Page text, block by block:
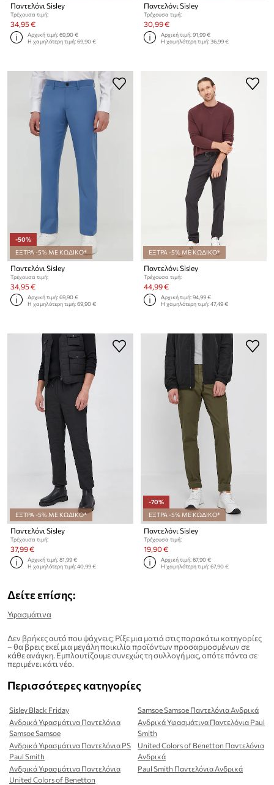
Παντελόνι Sisley
Τρέχουσα τιμή:
34,95 €
Αρχική τιμή:69,90 €
Η χαμηλότερη τιμή:69,90 €
Παντελόνι Sisley
Τρέχουσα τιμή:
30,99 €
Αρχική τιμή:91,99 €
Η χαμηλότερη τιμή:36,99 €
-50%
ΕΞΤΡΑ -5% ΜΕ ΚΩΔΙΚΟ*
Παντελόνι Sisley
Τρέχουσα τιμή:
34,95 €
Αρχική τιμή:69,90 €
Η χαμηλότερη τιμή:69,90 €
ΕΞΤΡΑ -5% ΜΕ ΚΩΔΙΚΟ*
Παντελόνι Sisley
Τρέχουσα τιμή:
44,99 €
Αρχική τιμή:94,99 €
Η χαμηλότερη τιμή:47,49 €
ΕΞΤΡΑ -5% ΜΕ ΚΩΔΙΚΟ*
Παντελόνι Sisley
Τρέχουσα τιμή:
37,99 €
Αρχική τιμή:81,99 €
Η χαμηλότερη τιμή:40,99 €
-70%
ΕΞΤΡΑ -5% ΜΕ ΚΩΔΙΚΟ*
Παντελόνι Sisley
Τρέχουσα τιμή:
19,90 €
Αρχική τιμή:67,90 €
Η χαμηλότερη τιμή:67,90 €
Δείτε επίσης:
Υφασμάτινα
Δεν βρήκες αυτό που ψάχνεις; Ρίξε μια ματιά στις παρακάτω κατηγορίες
– θα βρεις εκεί μια μεγάλη ποικιλία προϊόντων προσαρμοσμένων σε
κάθε ανάγκη. Εμπλουτίζουμε συνεχώς τη συλλογή μας, οπότε πάντα σε
περιμένει κάτι νέο.
Περισσότερες κατηγορίες
Sisley Black Friday
Samsoe Samsoe Παντελόνια Ανδρικά
Ανδρικά Υφασμάτινα Παντελόνια
Samsoe Samsoe
Ανδρικά Υφασμάτινα Παντελόνια Paul
Smith
Ανδρικά Υφασμάτινα Παντελόνια PS
Paul Smith
United Colors of Benetton Παντελόνια
Ανδρικά
Ανδρικά Υφασμάτινα Παντελόνια
United Colors of Benetton
Paul Smith Παντελόνια Ανδρικά